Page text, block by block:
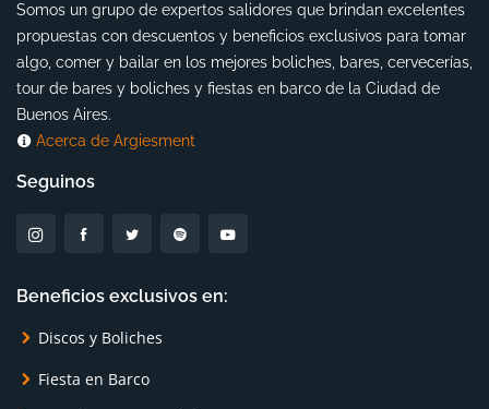
Somos un grupo de expertos salidores que brindan excelentes
propuestas con descuentos y beneficios exclusivos para tomar
algo, comer y bailar en los mejores boliches, bares, cervecerías,
tour de bares y boliches y fiestas en barco de la Ciudad de
Buenos Aires.
Acerca de Argiesment
Seguinos
Beneficios exclusivos en:
Discos y Boliches
Fiesta en Barco